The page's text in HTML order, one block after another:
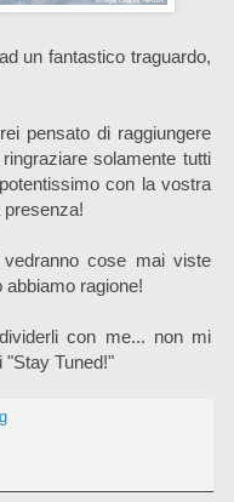
un fantastico traguardo,
pensato di raggiungere
solamente tutti
con la vostra
cose mai viste
abbiamo ragione!
con me... non mi
"Stay Tuned!"